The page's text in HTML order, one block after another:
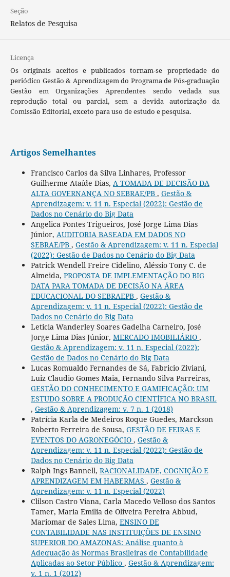
Seção
Relatos de Pesquisa
Licença
Os originais aceitos e publicados tornam-se propriedade do
periódico Gestão & Aprendizagem do Programa de Pós-graduação
Gestão em Organizações Aprendentes sendo vedada sua
reprodução total ou parcial, sem a devida autorização da
Comissão Editorial, exceto para uso de estudo e pesquisa.
Artigos Semelhantes
Francisco Carlos da Silva Linhares, Professor
Guilherme Ataíde Dias, A TOMADA DE DECISÃO DA
ALTA GOVERNANÇA NO SEBRAE/PB , Gestão &
Aprendizagem: v. 11 n. Especial (2022): Gestão de
Dados no Cenário do Big Data
Angelica Pontes Trigueiros, José Jorge Lima Dias
Júnior, AUDITORIA BASEADA EM DADOS NO
SEBRAE/PB , Gestão & Aprendizagem: v. 11 n. Especial
(2022): Gestão de Dados no Cenário do Big Data
Patrick Wendell Freire Cidelino, Aléssio Tony C. de
Almeida, PROPOSTA DE IMPLEMENTAÇÃO DO BIG
DATA PARA TOMADA DE DECISÃO NA ÁREA
EDUCACIONAL DO SEBRAEPB , Gestão &
Aprendizagem: v. 11 n. Especial (2022): Gestão de
Dados no Cenário do Big Data
Leticia Wanderley Soares Gadelha Carneiro, José
Jorge Lima Dias Júnior, MERCADO IMOBILIÁRIO ,
Gestão & Aprendizagem: v. 11 n. Especial (2022):
Gestão de Dados no Cenário do Big Data
Lucas Romualdo Fernandes de Sá, Fabricio Ziviani,
Luiz Claudio Gomes Maia, Fernando Silva Parreiras,
GESTÃO DO CONHECIMENTO E GAMIFICAÇÃO: UM
ESTUDO SOBRE A PRODUÇÃO CIENTÍFICA NO BRASIL
, Gestão & Aprendizagem: v. 7 n. 1 (2018)
Patrícia Karla de Medeiros Roque Guedes, Marckson
Roberto Ferreira de Sousa, GESTÃO DE FEIRAS E
EVENTOS DO AGRONEGÓCIO , Gestão &
Aprendizagem: v. 11 n. Especial (2022): Gestão de
Dados no Cenário do Big Data
Ralph Ings Bannell, RACIONALIDADE, COGNIÇÃO E
APRENDIZAGEM EM HABERMAS , Gestão &
Aprendizagem: v. 11 n. Especial (2022)
Clilson Castro Viana, Carla Macedo Velloso dos Santos
Tamer, Maria Emilia de Oliveira Pereira Abbud,
Mariomar de Sales Lima, ENSINO DE
CONTABILIDADE NAS INSTITUIÇÕES DE ENSINO
SUPERIOR DO AMAZONAS: Análise quanto à
Adequação às Normas Brasileiras de Contabilidade
Aplicadas ao Setor Público , Gestão & Aprendizagem:
v. 1 n. 1 (2012)